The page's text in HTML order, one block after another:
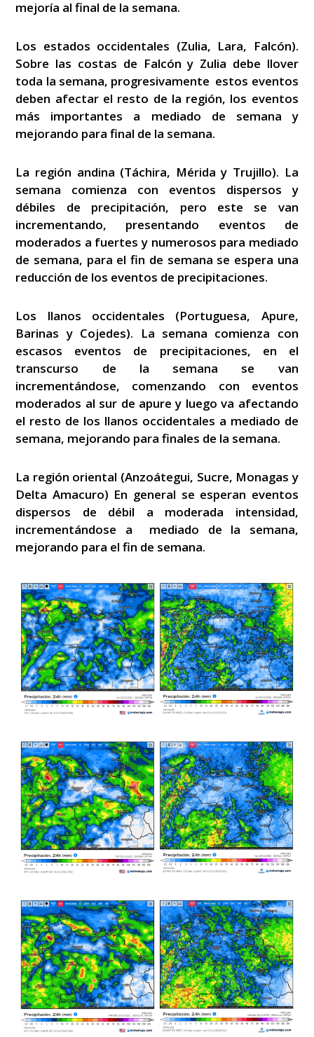
mejoría al final de la semana.
Los estados occidentales (Zulia, Lara, Falcón).
Sobre las costas de Falcón y Zulia debe llover
toda la semana, progresivamente estos eventos
deben afectar el resto de la región, los eventos
más importantes a mediado de semana y
mejorando para final de la semana.
La región andina (Táchira, Mérida y Trujillo). La
semana comienza con eventos dispersos y
débiles de precipitación, pero este se van
incrementando, presentando eventos de
moderados a fuertes y numerosos para mediado
de semana, para el fin de semana se espera una
reducción de los eventos de precipitaciones.
Los llanos occidentales (Portuguesa, Apure,
Barinas y Cojedes). La semana comienza con
escasos eventos de precipitaciones, en el
transcurso de la semana se van
incrementándose, comenzando con eventos
moderados al sur de apure y luego va afectando
el resto de los llanos occidentales a mediado de
semana, mejorando para finales de la semana.
La región oriental (Anzoátegui, Sucre, Monagas y
Delta Amacuro) En general se esperan eventos
dispersos de débil a moderada intensidad,
incrementándose a mediado de la semana,
mejorando para el fin de semana.